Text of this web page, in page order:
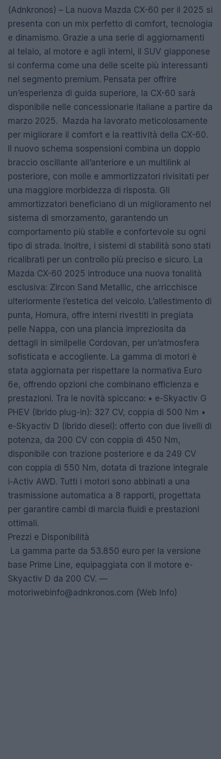
(Adnkronos) – La nuova Mazda CX-60 per il 2025 si
presenta con un mix perfetto di comfort, tecnologia
e dinamismo. Grazie a una serie di aggiornamenti
al telaio, al motore e agli interni, il SUV giapponese
si conferma come una delle scelte più interessanti
nel segmento premium. Pensata per offrire
un’esperienza di guida superiore, la CX-60 sarà
disponibile nelle concessionarie italiane a partire da
marzo 2025. Mazda ha lavorato meticolosamente
per migliorare il comfort e la reattività della CX-60.
Il nuovo schema sospensioni combina un doppio
braccio oscillante all’anteriore e un multilink al
posteriore, con molle e ammortizzatori rivisitati per
una maggiore morbidezza di risposta. Gli
ammortizzatori beneficiano di un miglioramento nel
sistema di smorzamento, garantendo un
comportamento più stabile e confortevole su ogni
tipo di strada. Inoltre, i sistemi di stabilità sono stati
ricalibrati per un controllo più preciso e sicuro. La
Mazda CX-60 2025 introduce una nuova tonalità
esclusiva: Zircon Sand Metallic, che arricchisce
ulteriormente l’estetica del veicolo. L’allestimento di
punta, Homura, offre interni rivestiti in pregiata
pelle Nappa, con una plancia impreziosita da
dettagli in similpelle Cordovan, per un’atmosfera
sofisticata e accogliente. La gamma di motori è
stata aggiornata per rispettare la normativa Euro
6e, offrendo opzioni che combinano efficienza e
prestazioni. Tra le novità spiccano: • e-Skyactiv G
PHEV (ibrido plug-in): 327 CV, coppia di 500 Nm •
e-Skyactiv D (ibrido diesel): offerto con due livelli di
potenza, da 200 CV con coppia di 450 Nm,
disponibile con trazione posteriore e da 249 CV
con coppia di 550 Nm, dotata di trazione integrale
i-Activ AWD. Tutti i motori sono abbinati a una
trasmissione automatica a 8 rapporti, progettata
per garantire cambi di marcia fluidi e prestazioni
ottimali.
Prezzi e Disponibilità
La gamma parte da 53.850 euro per la versione
base Prime Line, equipaggiata con il motore e-
Skyactiv D da 200 CV. —
motoriwebinfo@adnkronos.com (Web Info)